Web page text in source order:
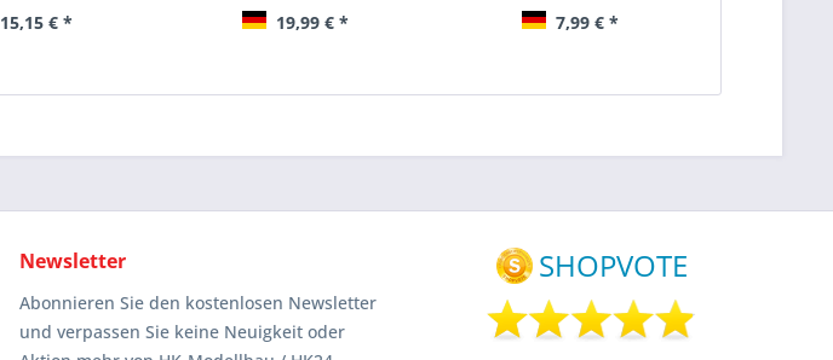
15,15 € *
19,99 € * 7,99 € *
Newsletter
Abonnieren Sie den kostenlosen Newsletter
und verpassen Sie keine Neuigkeit oder